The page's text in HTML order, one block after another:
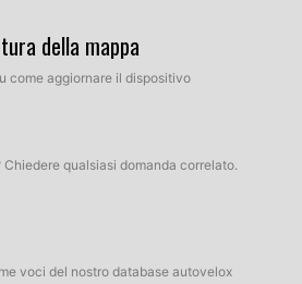
della mappa
come aggiornare il dispositivo
Chiedere qualsiasi domanda correlato.
voci del nostro database autovelox